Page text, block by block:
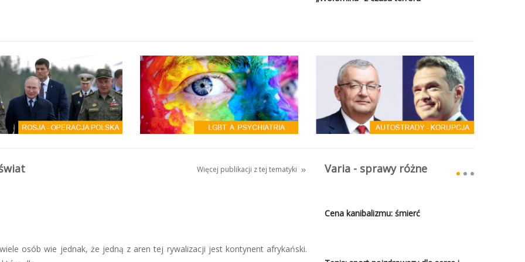
Więcej publikacji z tej tematyki
osób wie jednak, że jedną z aren tej rywalizacji jest kontynent afrykański.
Varia - sprawy różne
Cena kanibalizmu: śmierć